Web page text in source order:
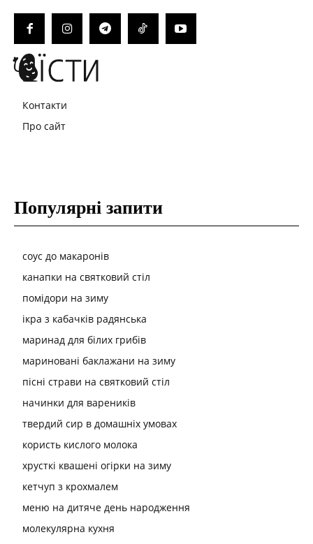
Контакти
Про сайт
Популярні запити
соус до макаронів
канапки на святковий стіл
помідори на зиму
ікра з кабачків радянська
маринад для білих грибів
мариновані баклажани на зиму
пісні страви на святковий стіл
начинки для вареників
твердий сир в домашніх умовах
користь кислого молока
хрусткі квашені огірки на зиму
кетчуп з крохмалем
меню на дитяче день народження
молекулярна кухня